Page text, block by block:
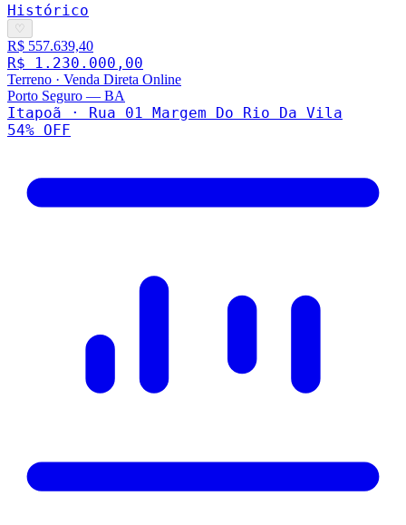
Histórico
♡
R$ 557.639,40
R$ 1.230.000,00
Terreno · Venda Direta Online
Porto Seguro — BA
Itapoã · Rua 01 Margem Do Rio Da Vila
54% OFF